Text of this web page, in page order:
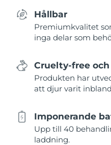
Hållbar
Premiumkvalitet
inga delar som
Cruelty-free
Produkten har
att djur varit
Imponerande
Upp till 40
laddning.